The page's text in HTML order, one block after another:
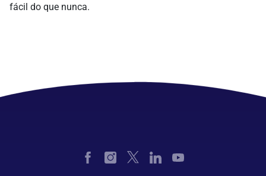
fácil do que nunca.